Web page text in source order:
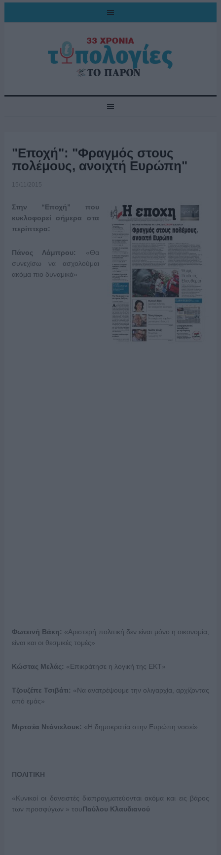
"Εποχή": "Φραγμός στους
πολέμους, ανοιχτή Ευρώπη"
15/11/2015
Στην “Εποχή” που
κυκλοφορεί σήμερα στα
περίπτερα:
Πάνος Λάμπρου: «Θα
συνεχίσω να ασχολούμαι
ακόμα πιο δυναμικά»
Φωτεινή Βάκη: «Αριστερή πολιτική δεν είναι μόνο η οικονομία,
είναι και οι θεσμικές τομές»
Κώστας Μελάς: «Επικράτησε η λογική της ΕΚΤ»
Τζουζέπε Τσιβάτι: «Να ανατρέψουμε την ολιγαρχία, αρχίζοντας
από εμάς»
Μιρτσέα Ντάνιελουκ: «Η δημοκρατία στην Ευρώπη νοσεί»
ΠΟΛΙΤΙΚΗ
«Κυνικοί οι δανειστές διαπραγματεύονται ακόμα και εις βάρος
των προσφύγων » τουΠαύλου Κλαυδιανού